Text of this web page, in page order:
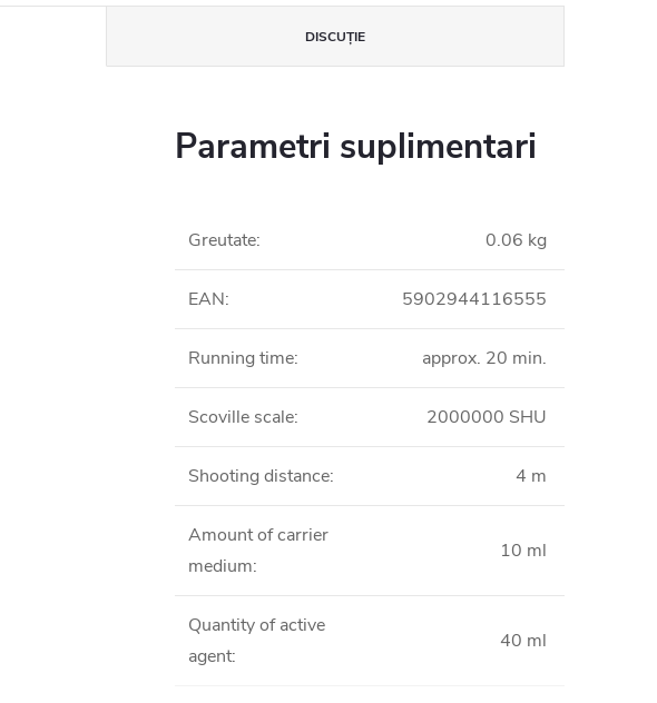
DISCUŢIE
Parametri suplimentari
Greutate: 0.06 kg
EAN: 5902944116555
Running time: approx. 20 min.
Scoville scale: 2000000 SHU
Shooting distance: 4 m
Amount of carrier
medium:
10 ml
Quantity of active
agent:
40 ml